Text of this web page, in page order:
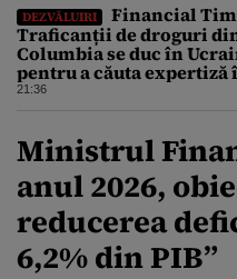
DEZVĂLUIRI
Financial
Traficanții de droguri
Columbia se duc în
pentru a căuta expertiză
domeniul dronelor
21:36
Ministrul
anul 2026,
reducerea
6,2% din PIB”